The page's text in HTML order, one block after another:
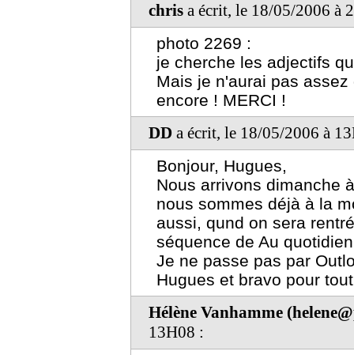
chris a écrit, le 18/05/2006 à
photo 2269 :
je cherche les adjectifs
Mais je n'aurai pas
encore ! MERCI !
DD a écrit, le 18/05/2006 à
Bonjour, Hugues,
Nous arrivons dimanche
nous sommes déjà à la
aussi, qund on sera
séquence de Au
Je ne passe pas par
Hugues et bravo pour tout
Hélène Vanhamme
13H08 :